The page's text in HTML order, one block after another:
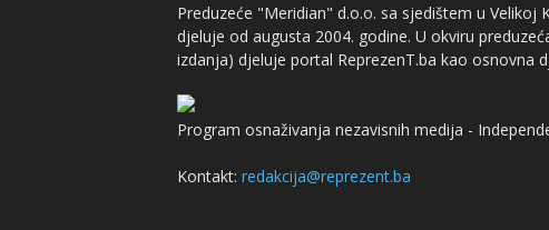
Preduzeće "Meridian" d.o.o. sa sjedištem u
djeluje od augusta 2004. godine. U okviru
izdanja) djeluje portal ReprezenT.ba kao osnovna
Program osnaživanja nezavisnih medija -
Kontakt: redakcija@reprezent.ba